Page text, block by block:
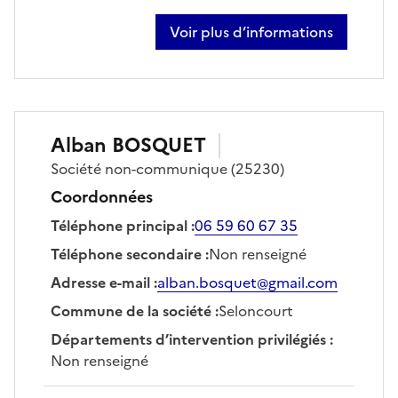
Voir plus d’informations
sur olivier rognon
Alban BOSQUET
Société non-communique(25230)
Coordonnées
Téléphone principal:06 59 60 67 35
Téléphone secondaire:Non renseigné
Adresse e-mail:alban.bosquet@gmail.com
Commune de la société:Seloncourt
Départements d’intervention privilégiés:
Non renseigné